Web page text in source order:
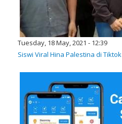
Tuesday, 18 May, 2021 - 12:39
Siswi Viral Hina Palestina di